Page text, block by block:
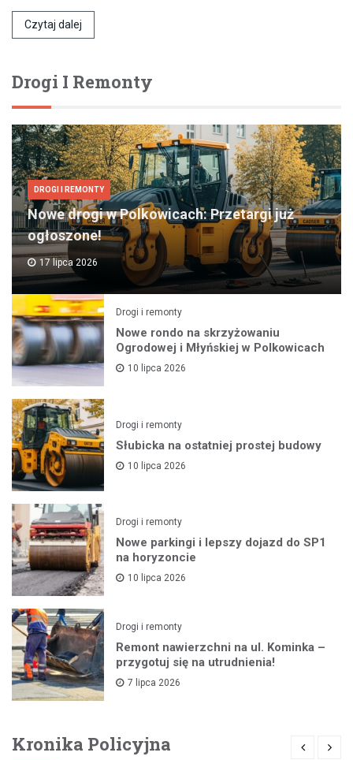
Czytaj dalej
Drogi I Remonty
DROGI I REMONTY
Nowe drogi w Polkowicach: Przetargi już
ogłoszone!
17 lipca 2026
Drogi i remonty
Nowe rondo na skrzyżowaniu
Ogrodowej i Młyńskiej w Polkowicach
10 lipca 2026
Drogi i remonty
Słubicka na ostatniej prostej budowy
10 lipca 2026
Drogi i remonty
Nowe parkingi i lepszy dojazd do SP1
na horyzoncie
10 lipca 2026
Drogi i remonty
Remont nawierzchni na ul. Kominka –
przygotuj się na utrudnienia!
7 lipca 2026
Kronika Policyjna